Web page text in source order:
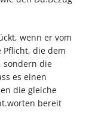
wenn er vom
Pflicht, die dem
sondern die
es einen
die gleiche
bereit